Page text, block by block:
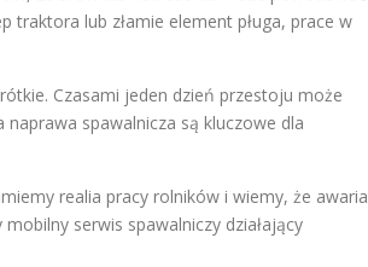
traktora lub złamie element pługa, prace w
Czasami jeden dzień przestoju może
spawalnicza są kluczowe dla
realia pracy rolników i wiemy, że awaria
serwis spawalniczy działający